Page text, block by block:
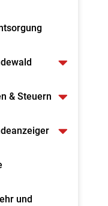
& Steuern
und